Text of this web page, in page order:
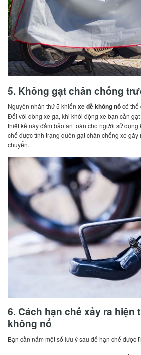
5. Không gạt chân chống
Nguyên nhân thứ 5 khiến xe đề không nổcó thể
Đối với dòng xe ga, khi khởi động xe bạn cần
thiết kế này đảm bảo an toàn cho người sử
chế được tình trạng quên gạt chân chống xe
chuyển.
6. Cách hạn chế xảy ra hiện
không nổ
Bạn cần nắm một số lưu ý sau để hạn chế được